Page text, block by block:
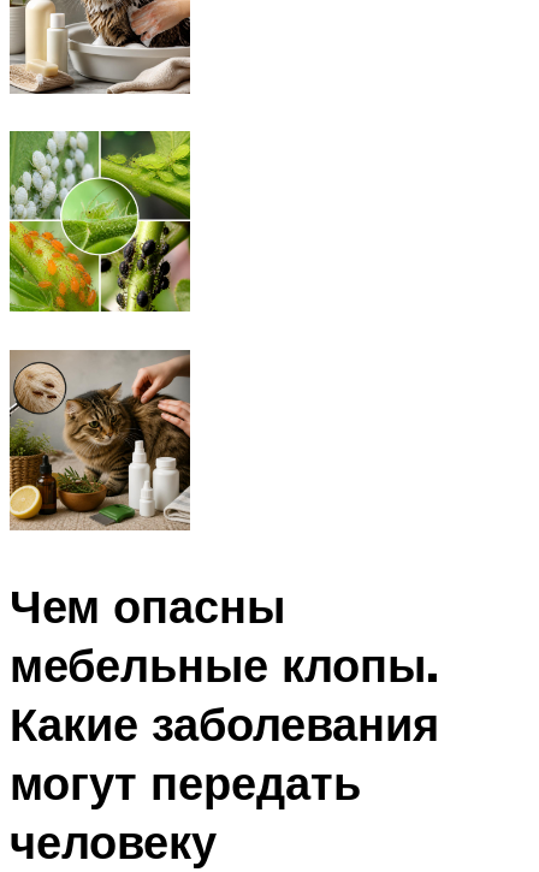
Чем опасны
мебельные клопы.
Какие заболевания
могут передать
человеку